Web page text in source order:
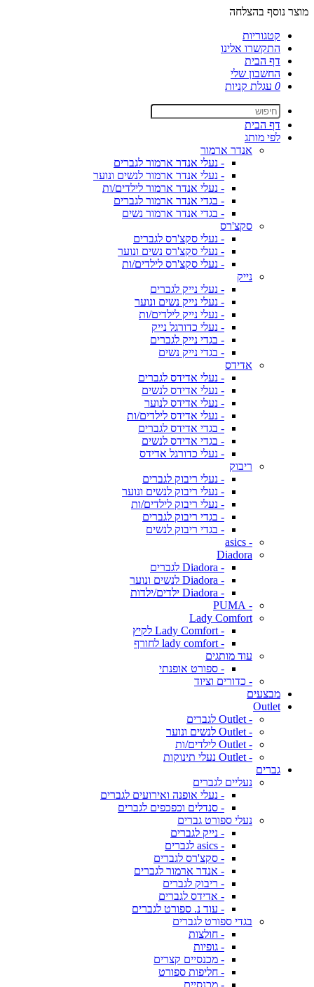
מוצר נוסף בהצלחה
קטגוריות
התקשרו אלינו
דף הבית
החשבון שלי
0 עגלת קניות
דף הבית
לפי מותג
אנדר ארמור
- נעלי אנדר ארמור לגברים
- נעלי אנדר ארמור לנשים ונוער
- נעלי אנדר ארמור לילדים/ות
- בגדי אנדר ארמור לגברים
- בגדי אנדר ארמור נשים
סקצ'רס
- נעלי סקצ'רס לגברים
- נעלי סקצ'רס נשים ונוער
- נעלי סקצ'רס לילדים/ות
נייק
- נעלי נייק לגברים
- נעלי נייק נשים ונוער
- נעלי נייק לילדים/ות
- נעלי כדורגל נייק
- בגדי נייק לגברים
- בגדי נייק נשים
אדידס
- נעלי אדידס לגברים
- נעלי אדידס לנשים
- נעלי אדידס לנוער
- נעלי אדידס לילדים/ות
- בגדי אדידס לגברים
- בגדי אדידס לנשים
- נעלי כדורגל אדידס
ריבוק
- נעלי ריבוק לגברים
- נעלי ריבוק לנשים ונוער
- נעלי ריבוק לילדים/ות
- בגדי ריבוק לגברים
- בגדי ריבוק לנשים
- asics
Diadora
- Diadora לגברים
- Diadora לנשים ונוער
- Diadora ילדים/ילדות
- PUMA
Lady Comfort
- Lady Comfort לקיץ
- lady comfort לחורף
עוד מותגים
- ספורט אופנתי
- כדורים וציוד
מבצעים
Outlet
- Outlet לגברים
- Outlet לנשים ונוער
- Outlet לילדים/ות
- Outlet נעלי תינוקות
גברים
נעליים לגברים
- נעלי אופנה ואירועים לגברים
- סנדלים וכפכפים לגברים
נעלי ספורט גברים
- נייק לגברים
- asics לגברים
- סקצ'רס לגברים
- אנדר ארמור לגברים
- ריבוק לגברים
- אדידס לגברים
- עוד נ. ספורט לגברים
בגדי ספורט לגברים
- חולצות
- גופיות
- מכנסיים קצרים
- חליפות ספורט
- מכנסיים